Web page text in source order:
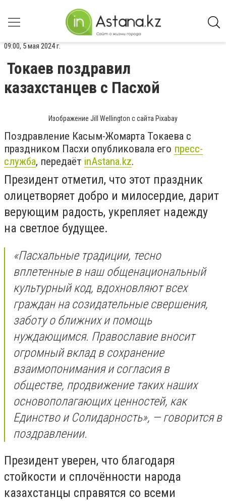
09:00, 5 мая 2024 г.
Токаев поздравил
казахстанцев с Пасхой
Изображение Jill Wellington с сайта Pixabay
Поздравление Касым-Жомарта Токаева с
праздником Пасхи опубликовала его пресс-
служба, передаёт inAstana.kz.
Президент отметил, что этот праздник
олицетворяет добро и милосердие, дарит
верующим радость, укрепляет надежду
на светлое будущее.
«Пасхальные традиции, тесно
вплетенные в наш общенациональный
культурный код, вдохновляют всех
граждан на созидательные свершения,
заботу о ближних и помощь
нуждающимся. Православие вносит
огромный вклад в сохранение
взаимопонимания и согласия в
обществе, продвижение таких наших
основополагающих ценностей, как
Единство и Солидарность», — говорится в
поздравлении.
Президент уверен, что благодаря
стойкости и сплочённости народа
казахстанцы справятся со всеми